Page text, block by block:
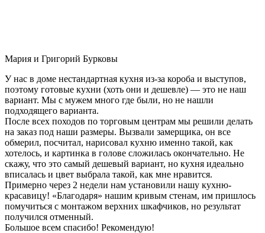
Мария и Григорий Бурковы
У нас в доме нестандартная кухня из-за короба и выступов,
поэтому готовые кухни (хоть они и дешевле) — это не наш
вариант. Мы с мужем много где были, но не нашли
подходящего варианта.
После всех походов по торговым центрам мы решили делать
на заказ под наши размеры. Вызвали замерщика, он все
обмерил, посчитал, нарисовал кухню именно такой, как
хотелось, и картинка в голове сложилась окончательно. Не
скажу, что это самый дешевый вариант, но кухня идеально
вписалась и цвет выбрала такой, как мне нравится.
Примерно через 2 недели нам установили нашу кухню-
красавицу! «Благодаря» нашим кривым стенам, им пришлось
помучиться с монтажом верхних шкафчиков, но результат
получился отменный.
Большое всем спасибо! Рекомендую!